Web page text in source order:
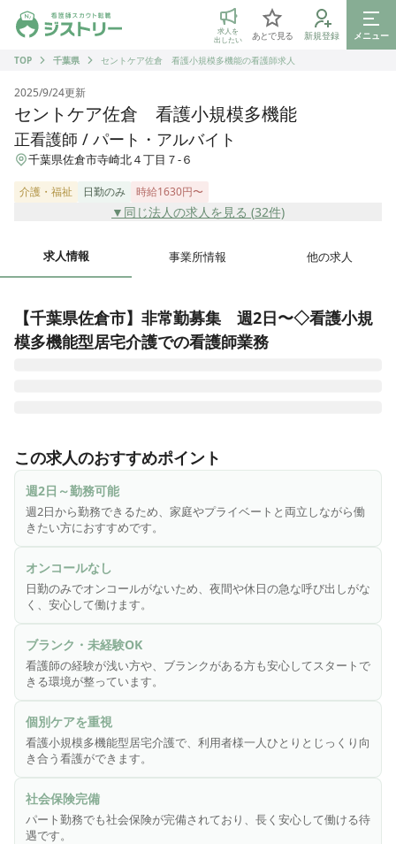
ジストリー 看護師の転職マッチング
求人を
出したい
あとで見る 新規登録
メニュー
TOP
千葉県 セントケア佐倉 看護小規模多機能の看護師求人
2025/9/24更新
セントケア佐倉 看護小規模多機能
正看護師 / パート・アルバイト
千葉県佐倉市寺崎北４丁目７-６
介護・福祉 日勤のみ 時給1630円〜
▼同じ法人の求人を見る (32件)
求人情報 事業所情報 他の求人
【千葉県佐倉市】非常勤募集　週2日〜◇看護小規
模多機能型居宅介護での看護師業務
すべく、介護サービスを総合的に提供させていただいている
企業です。ひとつのサービスで対応が困難なことも、その地
域にある複数のサービス、事業所が連携することで、お客様
により大きな価値を感じていただけるよう取り組んでいま
す。
〜〜〜〜〜〜
一人ひとりとしっかり向き合える看護小規模多機能型居宅介
護での看護師業務。在宅での生活を看護と介護で一環提供し
ています。
寄り添うサービス提供で在宅生活を支えませんか？
この求人のおすすめポイント
週2日～勤務可能
週2日から勤務できるため、家庭やプライベートと両立しながら働
きたい方におすすめです。
オンコールなし
日勤のみでオンコールがないため、夜間や休日の急な呼び出しがな
く、安心して働けます。
ブランク・未経験OK
看護師の経験が浅い方や、ブランクがある方も安心してスタートで
きる環境が整っています。
個別ケアを重視
看護小規模多機能型居宅介護で、利用者様一人ひとりとじっくり向
き合う看護ができます。
社会保険完備
パート勤務でも社会保険が完備されており、長く安心して働ける待
遇です。